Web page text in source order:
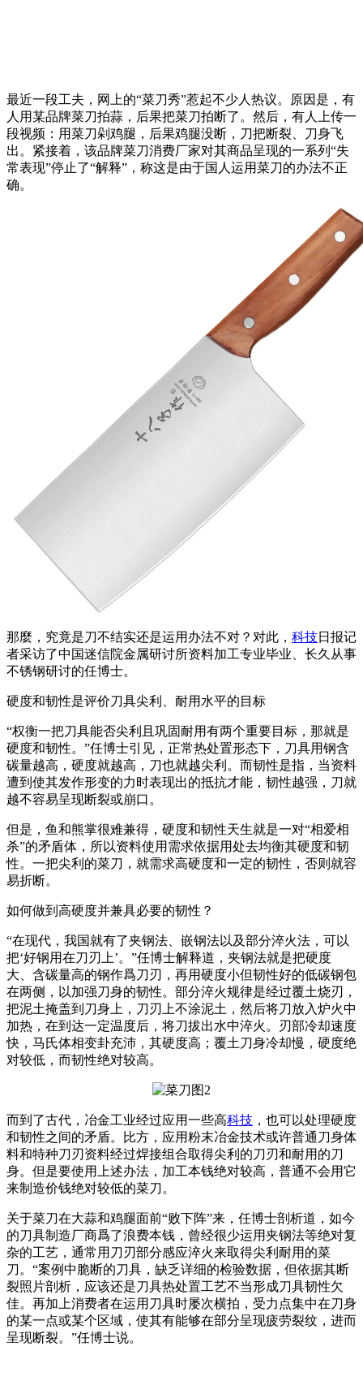
最近一段工夫，网上的“菜刀秀”惹起不少人热议。原因是，有
人用某品牌菜刀拍蒜，后果把菜刀拍断了。然后，有人上传一
段视频：用菜刀剁鸡腿，后果鸡腿没断，刀把断裂、刀身飞
出。紧接着，该品牌菜刀消费厂家对其商品呈现的一系列“失
常表现”停止了“解释”，称这是由于国人运用菜刀的办法不正
确。
那麼，究竟是刀不结实还是运用办法不对？对此， 科技日报记
者采访了中国迷信院金属研讨所资料加工专业毕业、长久从事
不锈钢研讨的任博士。
硬度和韧性是评价刀具尖利、耐用水平的目标
“权衡一把刀具能否尖利且巩固耐用有两个重要目标，那就是
硬度和韧性。”任博士引见，正常热处置形态下，刀具用钢含
碳量越高，硬度就越高，刀也就越尖利。而韧性是指，当资料
遭到使其发作形变的力时表现出的抵抗才能，韧性越强，刀就
越不容易呈现断裂或崩口。
但是，鱼和熊掌很难兼得，硬度和韧性天生就是一对“相爱相
杀”的矛盾体，所以资料使用需求依据用处去均衡其硬度和韧
性。一把尖利的菜刀，就需求高硬度和一定的韧性，否则就容
易折断。
如何做到高硬度并兼具必要的韧性？
“在现代，我国就有了夹钢法、嵌钢法以及部分淬火法，可以
把‘好钢用在刀刃上’。”任博士解释道，夹钢法就是把硬度
大、含碳量高的钢作爲刀刃，再用硬度小但韧性好的低碳钢包
在两侧，以加强刀身的韧性。部分淬火规律是经过覆土烧刃，
把泥土掩盖到刀身上，刀刃上不涂泥土，然后将刀放入炉火中
加热，在到达一定温度后，将刀拔出水中淬火。刃部冷却速度
快，马氏体相变卦充沛，其硬度高；覆土刀身冷却慢，硬度绝
对较低，而韧性绝对较高。
而到了古代，冶金工业经过应用一些高科技 ，也可以处理硬度
和韧性之间的矛盾。比方，应用粉末冶金技术或许普通刀身体
料和特种刀刃资料经过焊接组合取得尖利的刀刃和耐用的刀
身。但是要使用上述办法，加工本钱绝对较高，普通不会用它
来制造价钱绝对较低的菜刀。
关于菜刀在大蒜和鸡腿面前“败下阵”来，任博士剖析道，如今
的刀具制造厂商爲了浪费本钱，曾经很少运用夹钢法等绝对复
杂的工艺，通常用刀刃部分感应淬火来取得尖利耐用的菜
刀。“案例中脆断的刀具，缺乏详细的检验数据，但依据其断
裂照片剖析，应该还是刀具热处置工艺不当形成刀具韧性欠
佳。再加上消费者在运用刀具时屡次横拍，受力点集中在刀身
的某一点或某个区域，使其有能够在部分呈现疲劳裂纹，进而
呈现断裂。”任博士说。